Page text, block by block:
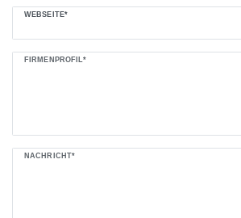
WEBSEITE*
FIRMENPROFIL*
NACHRICHT*